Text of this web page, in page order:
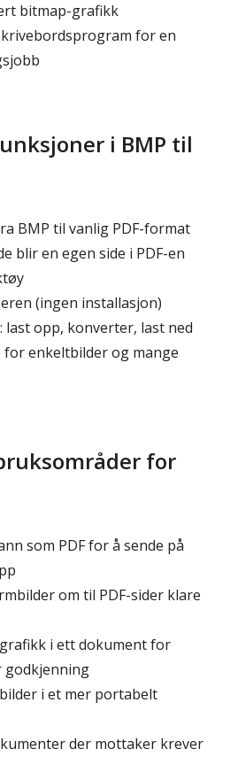
bitmap-grafikk
for en
i BMP til
BMP til vanlig PDF-format
blir en egen side i PDF-en
(ingen installasjon)
last opp, konverter, last ned
for enkeltbilder og mange
for
som PDF for å sende på
om til PDF-sider klare
i ett dokument for
godkjenning
i et mer portabelt
der mottaker krever